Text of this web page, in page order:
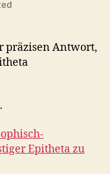
präzisen Antwort,
Epitheta zu